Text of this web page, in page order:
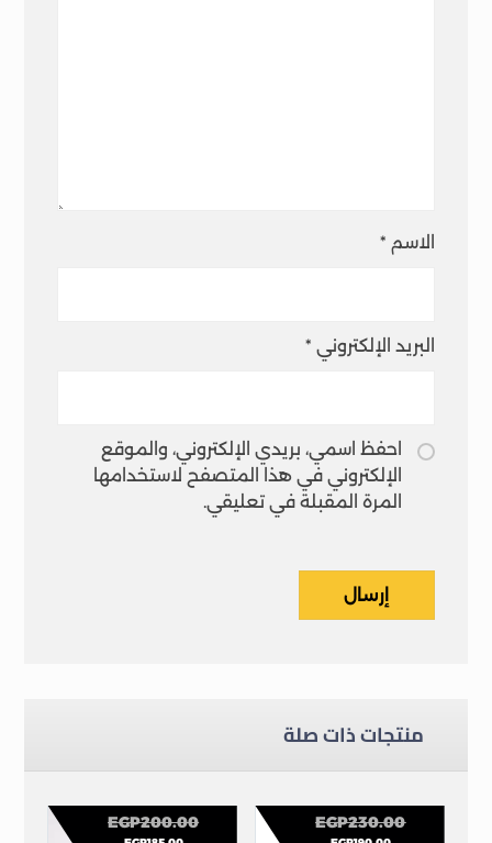
الاسم *
البريد الإلكتروني *
احفظ اسمي، بريدي الإلكتروني، والموقع
الإلكتروني في هذا المتصفح لاستخدامها
المرة المقبلة في تعليقي.
إرسال
منتجات ذات صلة
EGP230.00
EGP200.00